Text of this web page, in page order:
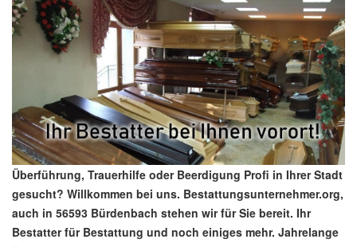
Überführung, Trauerhilfe oder Beerdigung Profi in Ihrer Stadt
gesucht? Willkommen bei uns. Bestattungsunternehmer.org,
auch in 56593 Bürdenbach stehen wir für Sie bereit. Ihr
Bestatter für Bestattung und noch einiges mehr. Jahrelange